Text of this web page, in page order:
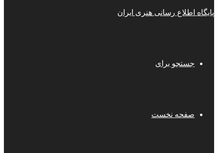
پایگاه اطلاع رسانی هنری ایران
جستجو برای
صفحه نخست